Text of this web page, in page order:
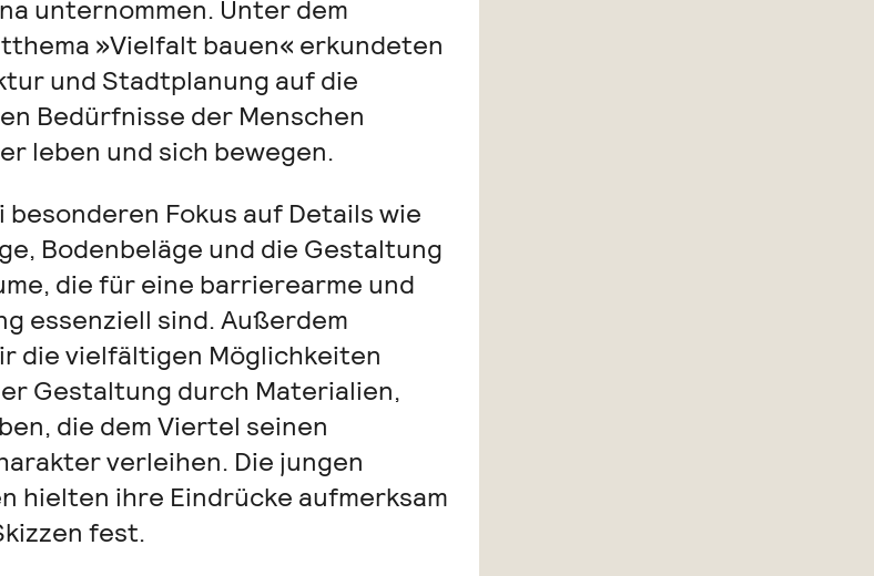
unternommen. Unter dem
»Vielfalt bauen« erkundeten
und Stadtplanung auf die
Bedürfnisse der Menschen
leben und sich bewegen.
besonderen Fokus auf Details wie
Bodenbeläge und die Gestaltung
die für eine barrierearme und
essenziell sind. Außerdem
die vielfältigen Möglichkeiten
Gestaltung durch Materialien,
die dem Viertel seinen
verleihen. Die jungen
hielten ihre Eindrücke aufmerksam
fest.